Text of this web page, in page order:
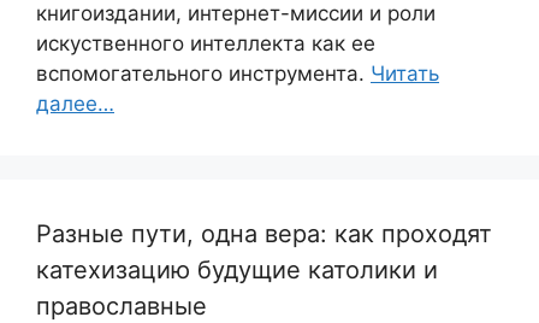
книгоиздании, интернет-миссии и роли
искуственного интеллекта как ее
вспомогательного инструмента. Читать
далее…
Разные пути, одна вера: как проходят
катехизацию будущие католики и
православные